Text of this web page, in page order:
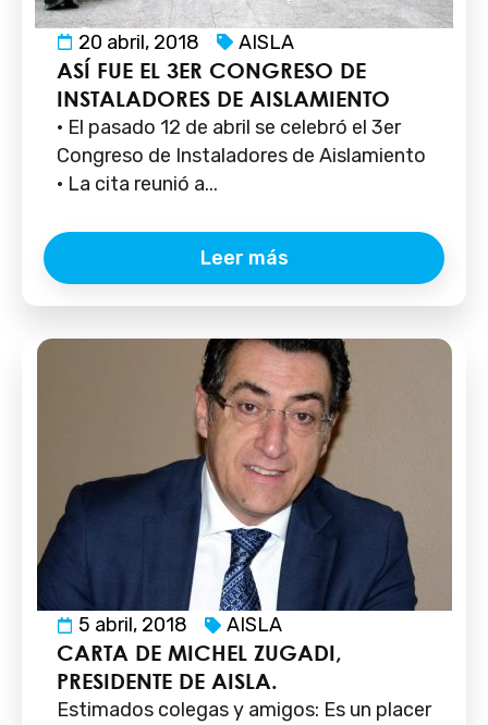
20 abril, 2018 AISLA
ASÍ FUE EL 3ER CONGRESO DE
INSTALADORES DE AISLAMIENTO
· El pasado 12 de abril se celebró el 3er
Congreso de Instaladores de Aislamiento
· La cita reunió a...
Leer más
5 abril, 2018 AISLA
CARTA DE MICHEL ZUGADI,
PRESIDENTE DE AISLA.
Estimados colegas y amigos: Es un placer